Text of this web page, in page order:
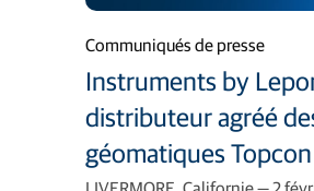
Communiqués de presse
Instruments by
distributeur agréé
géomatiques